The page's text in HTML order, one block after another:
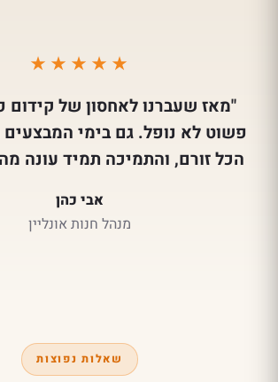
★★★★★
"מאז שעברנו לאחסון של קידום
פשוט לא נופל. גם בימי
הכל זורם, והתמיכה תמיד עונה
אבי כהן
מנהל חנות אונליין
שאלות נפוצות